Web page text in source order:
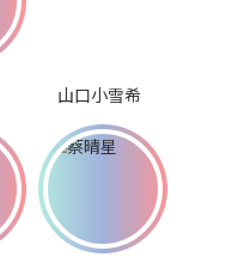
山口小雪希